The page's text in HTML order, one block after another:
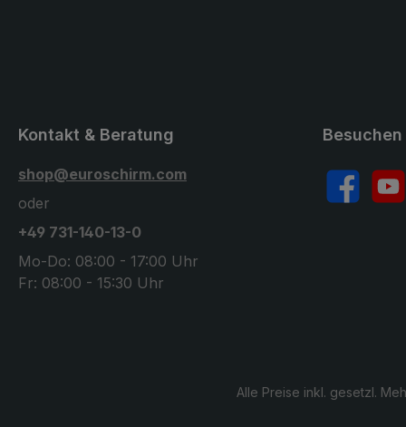
Facebook
Kontakt & Beratung
shop@euroschirm.com
oder
+49 731-140-13-0
Mo-Do: 08:00 - 17:00 Uhr
Fr: 08:00 - 15:30 Uhr
Alle Preise inkl. gesetzl.